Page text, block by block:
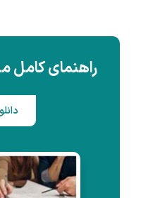
راهنمای کامل